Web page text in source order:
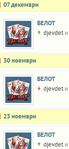
07 декември
БЕЛОТ
djevdetи
30 ноември
БЕЛОТ
djevdetи
23 ноември
БЕЛОТ
djevdetи